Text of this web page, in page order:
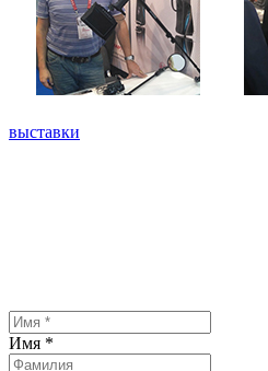
выставки
Имя *